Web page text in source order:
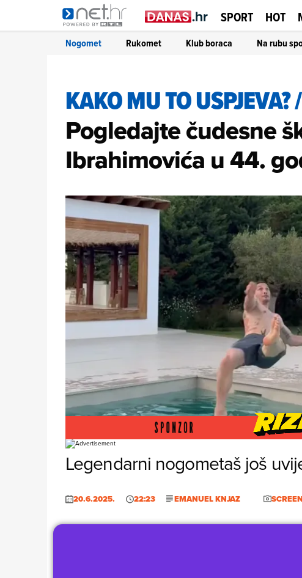
SPORT HOT
Nogomet Rukomet Klub boraca Na rubu
KAKO MU TO USPJEVA?/
Pogledajte čudesne
Ibrahimovića u 44.
Legendarni nogometaš još
20.6.2025. 22:23 EMANUEL KNJAZ